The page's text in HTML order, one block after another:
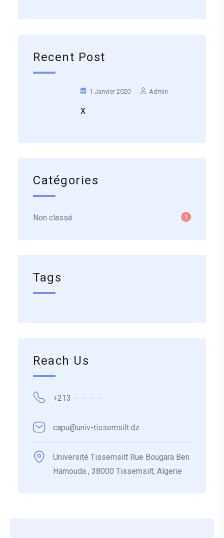
Recent Post
1 Janvier 2020 Admin
X
Catégories
Non classé 1
Tags
Reach Us
+213 -- -- -- --
capu@univ-tissemsilt.dz
Université Tissemsilt Rue Bougara Ben
Hamouda , 38000 Tissemsilt, Algerie